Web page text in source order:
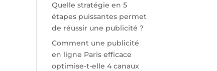
Quelle stratégie en 5
étapes puissantes permet
de réussir une publicité ?
Comment une publicité
en ligne Paris efficace
optimise-t-elle 4 canaux